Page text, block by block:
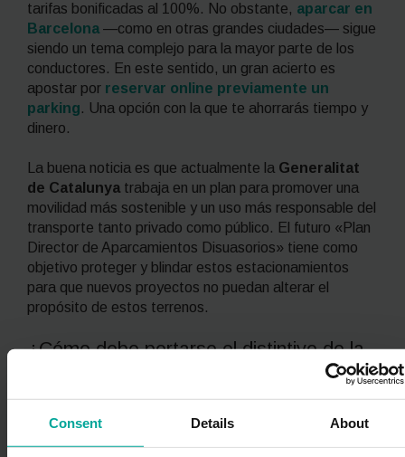
Consent Details About
tarifas bonificadas al 100%. No obstante, aparcar en
Barcelona —como en otras grandes ciudades— sigue
siendo un tema complejo para la mayor parte de los
conductores. En este sentido, un gran acierto es
apostar por reservar online previamente un
parking. Una opción con la que te ahorrarás tiempo y
dinero.
La buena noticia es que actualmente la Generalitat
de Catalunya trabaja en un plan para promover una
movilidad más sostenible y un uso más responsable del
transporte tanto privado como público. El futuro «Plan
Director de Aparcamientos Disuasorios» tiene como
objetivo proteger y blindar estos estacionamientos
para que nuevos proyectos no puedan alterar el
propósito de estos terrenos.
¿Cómo debe portarse el distintivo de la
No es obligatorio llevar la etiqueta, pero desde
Wikidriverte recomendamos colocarlo en el cristal